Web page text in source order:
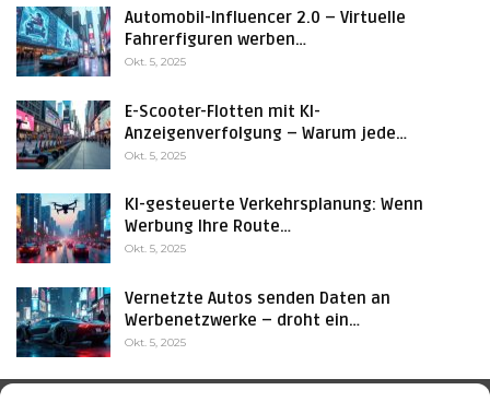
Automobil-Influencer 2.0 – Virtuelle
Fahrerfiguren werben…
Okt. 5, 2025
E-Scooter-Flotten mit KI-
Anzeigenverfolgung – Warum jede…
Okt. 5, 2025
KI-gesteuerte Verkehrsplanung: Wenn
Werbung Ihre Route…
Okt. 5, 2025
Vernetzte Autos senden Daten an
Werbenetzwerke – droht ein…
Okt. 5, 2025